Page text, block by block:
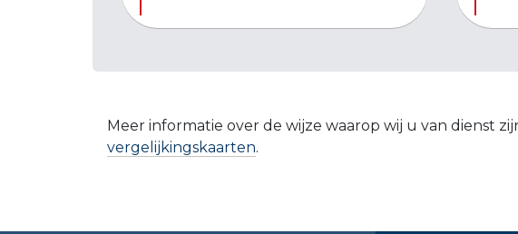
Meer informatie over de wijze waarop wij u van dienst
vergelijkingskaarten.